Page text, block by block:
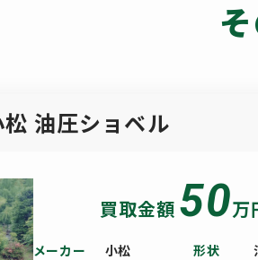
松 油圧ショベル
買取金額 50万
メーカー 小松 形状